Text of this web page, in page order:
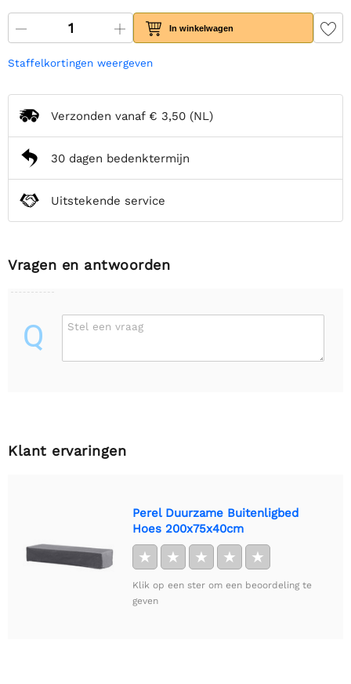
In winkelwagen
Staffelkortingen weergeven
Verzonden vanaf € 3,50 (NL)
30 dagen bedenktermijn
Uitstekende service
Vragen en antwoorden
Q Stel een vraag
Klant ervaringen
Perel Duurzame Buitenligbed
Hoes 200x75x40cm
★ ★ ★ ★ ★
Klik op een ster om een beoordeling te
geven